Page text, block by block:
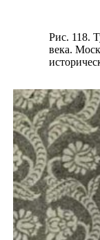
Рис. 118.
века.